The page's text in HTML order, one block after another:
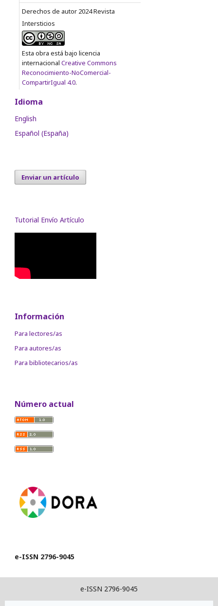
Derechos de autor 2024 Revista
Intersticios
Esta obra está bajo licencia
internacional Creative Commons
Reconocimiento-NoComercial-
CompartirIgual 4.0.
Idioma
English
Español (España)
Enviar un artículo
Tutorial Envío Artículo
Información
Para lectores/as
Para autores/as
Para bibliotecarios/as
Número actual
e-ISSN 2796-9045
e-ISSN 2796-9045